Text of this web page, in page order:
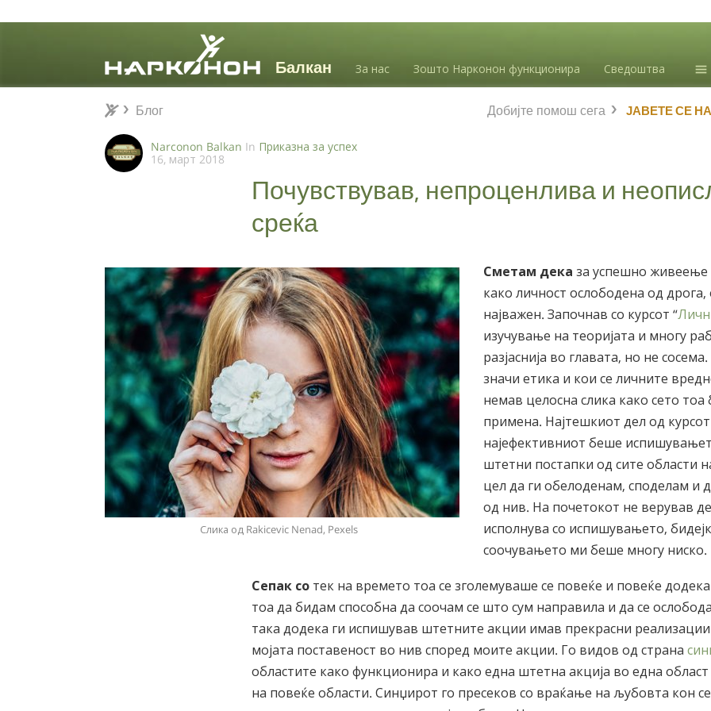
За нас Зошто Нарконон функционира Сведоштва
⨯ ЈАВЕТЕ СЕ НА
Добијте помош сега
Блог
Narconon Balkan In Приказна за успех
16, март 2018
Почувствував, непроценлива и
среќа
Слика од Rakicevic Nenad, Pexels
Сметам дека за успешно
како личност ослободена од дрога,
најважен. Започнав со курсот “
изучување на теоријата и многу
разјаснија во главата, но не
значи етика и кои се личните
немав целосна слика како сето тоа
примена. Најтешкиот дел од
најефективниот беше
штетни постапки од сите области
цел да ги обелоденам, споделам и
од нив. На почетокот не верував
исполнува со испишувањето,
соочувањето ми беше многу ниско.
Сепак со тек на времето тоа се зголемуваше се повеќе и повеќе
тоа да бидам способна да соочам се што сум направила и да се
така додека ги испишував штетните акции имав прекрасни реализации
мојата поставеност во нив според моите акции. Го видов од страна
областите како функционира и како една штетна акција во една
на повеќе области. Синџирот го пресеков со враќање на љубовта кон
Блог